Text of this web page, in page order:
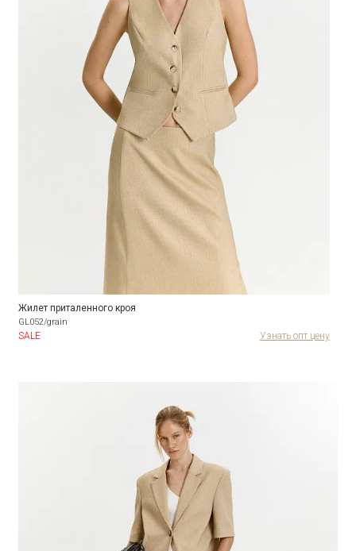
Жилет приталенного кроя
GL052/grain
SALE Узнать опт цену